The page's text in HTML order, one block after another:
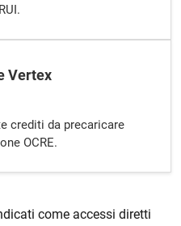
Vertex
crediti da precaricare
OCRE.
come accessi diretti